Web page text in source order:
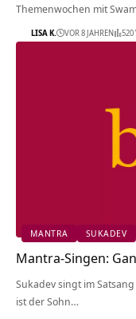
Themenwochen mit
LISA K. VOR 8 JAHREN 520
MANTRA SUKADEV
Mantra-Singen:
Sukadev singt im
ist der Sohn…